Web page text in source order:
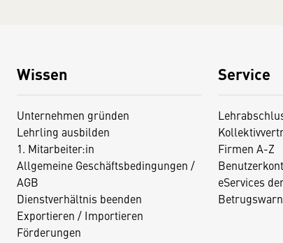
Wissen
Unternehmen gründen
Lehrling ausbilden
1. Mitarbeiter:in
Allgemeine Geschäftsbedingungen /
AGB
Dienstverhältnis beenden
Exportieren / Importieren
Förderungen
Service
Firmen A-Z
eServices